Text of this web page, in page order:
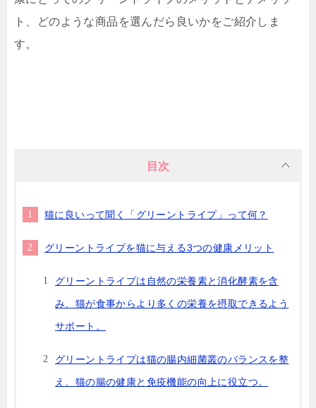
ト、どのような商品を選んだら良いかをご紹介しま
す。
目次
猫に良いって聞く「グリーントライプ」って何？
グリーントライプを猫に与える3つの健康メリット
グリーントライプは自然の栄養素と消化酵素を含
み、猫が食事からより多くの栄養を摂取できるよう
サポート。
グリーントライプは猫の腸内細菌叢のバランスを整
え、猫の腸の健康と免疫機能の向上に役立つ。